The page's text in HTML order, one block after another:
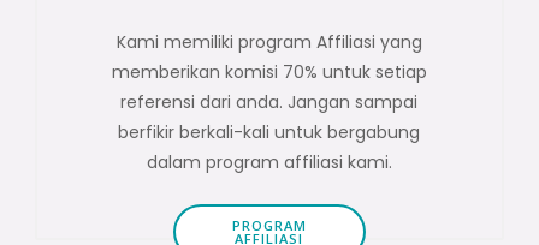
Kami memiliki program Affiliasi yang
memberikan komisi 70% untuk setiap
referensi dari anda. Jangan sampai
berfikir berkali-kali untuk bergabung
dalam program affiliasi kami.
PROGRAM
AFFILIASI